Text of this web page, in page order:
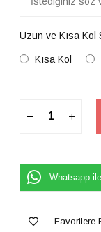
Uzun ve Kısa Kol
Kısa Kol
Whatsapp
Favorilere